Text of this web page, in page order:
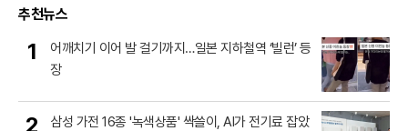
추천뉴스
1
어깨치기 이어 발 걸기까지…일본 지하철역 ‘빌런’ 등
장
2
삼성 가전 16종 '녹색상품' 싹쓸이, AI가 전기료 잡았